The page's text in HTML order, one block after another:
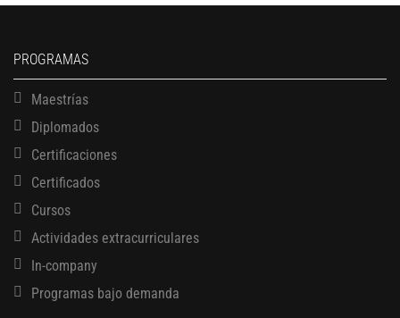
PROGRAMAS
Maestrías
Diplomados
Certificaciones
Certificados
Cursos
Actividades extracurriculares
In-company
Programas bajo demanda